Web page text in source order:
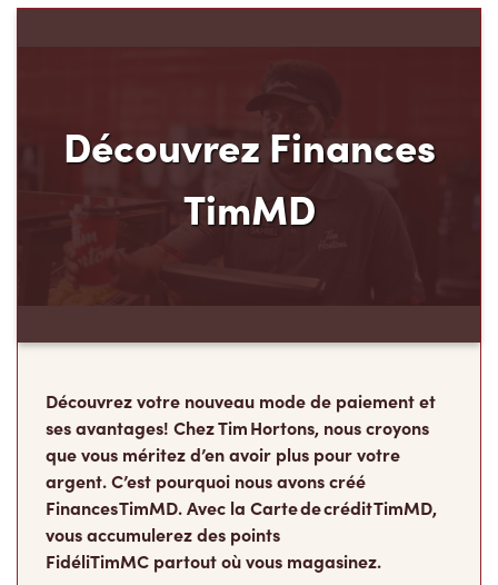
Découvrez Finances
TimMD
Découvrez votre nouveau mode de paiement et
ses avantages! Chez Tim Hortons, nous croyons
que vous méritez d’en avoir plus pour votre
argent. C’est pourquoi nous avons créé
Finances TimMD. Avec la Carte de crédit TimMD,
vous accumulerez des points
FidéliTimMC partout où vous magasinez.